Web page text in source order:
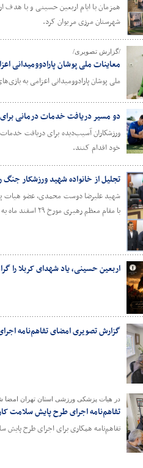
همزمان با ایام اربعین حسینی و با
شهرستان مرزی مریوان کرد.
/گزارش تصویری/
معاینات ملی پوشان پارادوومیدانی
ملی پوشان پارادوومیدانی اعزامی به
دو مسیر دریافت خدمات درمانی
ورزشکاران آسیب‌دیده برای دریافت
خود اقدام کنند.
تجلیل از خانواده شهید ورزشکار
شهید علیرضا دوست محمدی، عضو هیات
با مقام معظم رهبری مورخ ۲۹ اسفند ماه به درجه رفیع شهادت نایل آمد.
اربعین حسینی، یاد شهدای کربلا
گزارش تصویری امضای تفاهم‌نامه
در هیات پزشکی ورزشی استان تهران امضا
تفاهم‌نامه اجرای طرح پایش سلامت
تفاهم‌نامه همکاری برای اجرای طرح